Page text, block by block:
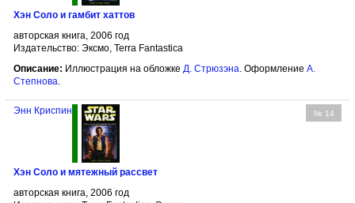
Хэн Соло и гамбит хаттов
авторская книга, 2006 год
Издательство: Эксмо, Terra Fantastica
Описание: Иллюстрация на обложке Д. Стрюзэна. Оформление А.
Степнова.
№ 14
Энн Криспин
Хэн Соло и мятежный рассвет
авторская книга, 2006 год